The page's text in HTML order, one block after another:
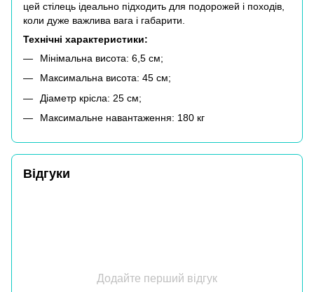
цей стілець ідеально підходить для подорожей і походів,
коли дуже важлива вага і габарити.
Технічні характеристики:
Мінімальна висота: 6,5 см;
Максимальна висота: 45 см;
Діаметр крісла: 25 см;
Максимальне навантаження: 180 кг
Відгуки
Додайте перший відгук